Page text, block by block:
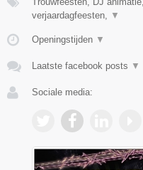
verjaardagfeesten,
▼
Openingstijden ▼
Laatste facebook posts ▼
Sociale media: